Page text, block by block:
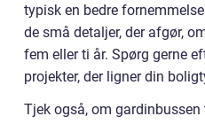
typisk en bedre
de små detaljer, der afgør,
fem eller ti år. Spørg gerne
projekter, der ligner din
Tjek også, om gardinbussen